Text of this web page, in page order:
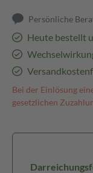
Persönliche
Heute bestellt
Bei der Einlösung
gesetzlichen